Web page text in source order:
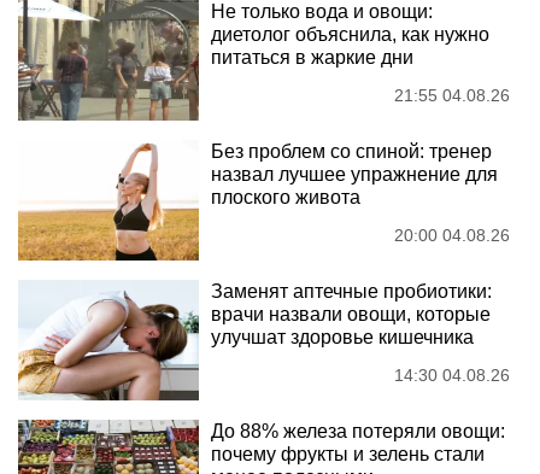
Не только вода и овощи:
диетолог объяснила, как нужно
питаться в жаркие дни
21:55 04.08.26
Без проблем со спиной: тренер
назвал лучшее упражнение для
плоского живота
20:00 04.08.26
Заменят аптечные пробиотики:
врачи назвали овощи, которые
улучшат здоровье кишечника
14:30 04.08.26
До 88% железа потеряли овощи:
почему фрукты и зелень стали